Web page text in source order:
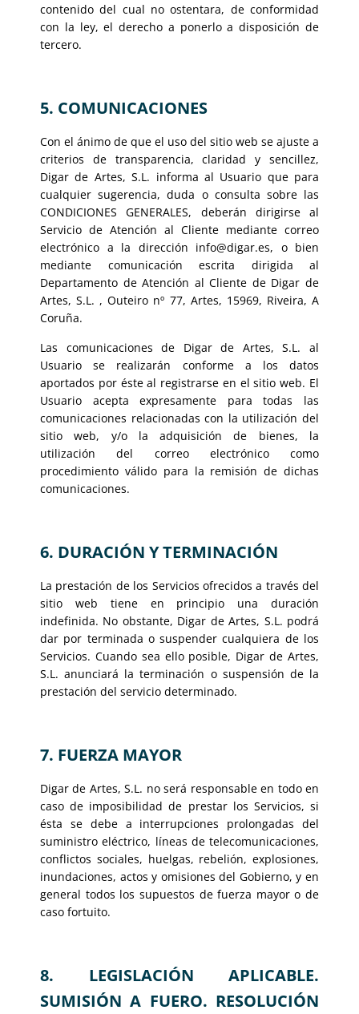
contenido del cual no ostentara, de conformidad
con la ley, el derecho a ponerlo a disposición de
tercero.
5. COMUNICACIONES
Con el ánimo de que el uso del sitio web se ajuste a
criterios de transparencia, claridad y sencillez,
Digar de Artes, S.L. informa al Usuario que para
cualquier sugerencia, duda o consulta sobre las
CONDICIONES GENERALES, deberán dirigirse al
Servicio de Atención al Cliente mediante correo
electrónico a la dirección info@digar.es, o bien
mediante comunicación escrita dirigida al
Departamento de Atención al Cliente de Digar de
Artes, S.L. , Outeiro nº 77, Artes, 15969, Riveira, A
Coruña.
Las comunicaciones de Digar de Artes, S.L. al
Usuario se realizarán conforme a los datos
aportados por éste al registrarse en el sitio web. El
Usuario acepta expresamente para todas las
comunicaciones relacionadas con la utilización del
sitio web, y/o la adquisición de bienes, la
utilización del correo electrónico como
procedimiento válido para la remisión de dichas
comunicaciones.
6. DURACIÓN Y TERMINACIÓN
La prestación de los Servicios ofrecidos a través del
sitio web tiene en principio una duración
indefinida. No obstante, Digar de Artes, S.L. podrá
dar por terminada o suspender cualquiera de los
Servicios. Cuando sea ello posible, Digar de Artes,
S.L. anunciará la terminación o suspensión de la
prestación del servicio determinado.
7. FUERZA MAYOR
Digar de Artes, S.L. no será responsable en todo en
caso de imposibilidad de prestar los Servicios, si
ésta se debe a interrupciones prolongadas del
suministro eléctrico, líneas de telecomunicaciones,
conflictos sociales, huelgas, rebelión, explosiones,
inundaciones, actos y omisiones del Gobierno, y en
general todos los supuestos de fuerza mayor o de
caso fortuito.
8. LEGISLACIÓN APLICABLE.
SUMISIÓN A FUERO. RESOLUCIÓN